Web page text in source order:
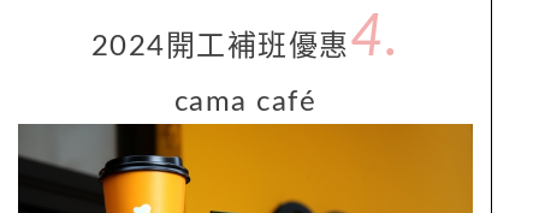
2024 開工補班 優惠 4.
cama café